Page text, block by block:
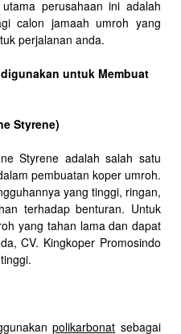
perusahaan ini adalah
calon jamaah umroh yang
perjalanan anda.
untuk Membuat
Styrene)
Styrene adalah salah satu
pembuatan koper umroh.
yang tinggi, ringan,
terhadap benturan. Untuk
yang tahan lama dan dapat
CV. Kingkoper Promosindo
polikarbonat sebagai